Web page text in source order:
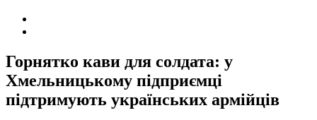
Горнятко кави для солдата: у
Хмельницькому підприємці
підтримують українських армійців